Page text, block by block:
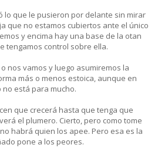
lo que le pusieron por delante sin mirar
que no estamos cubiertos ante el único
y encima hay una base de la otan
tengamos control sobre ella.
nos vamos y luego asumiremos la
más o menos estoica, aunque en
está para mucho.
que crecerá hasta que tenga que
el plumero. Cierto, pero como tome
habrá quien los apee. Pero esa es la
pone a los peores.